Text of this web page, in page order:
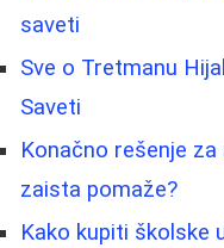
saveti
Sve o Tretmanu
Saveti
Konačno rešenje
zaista pomaže?
Kako kupiti školske